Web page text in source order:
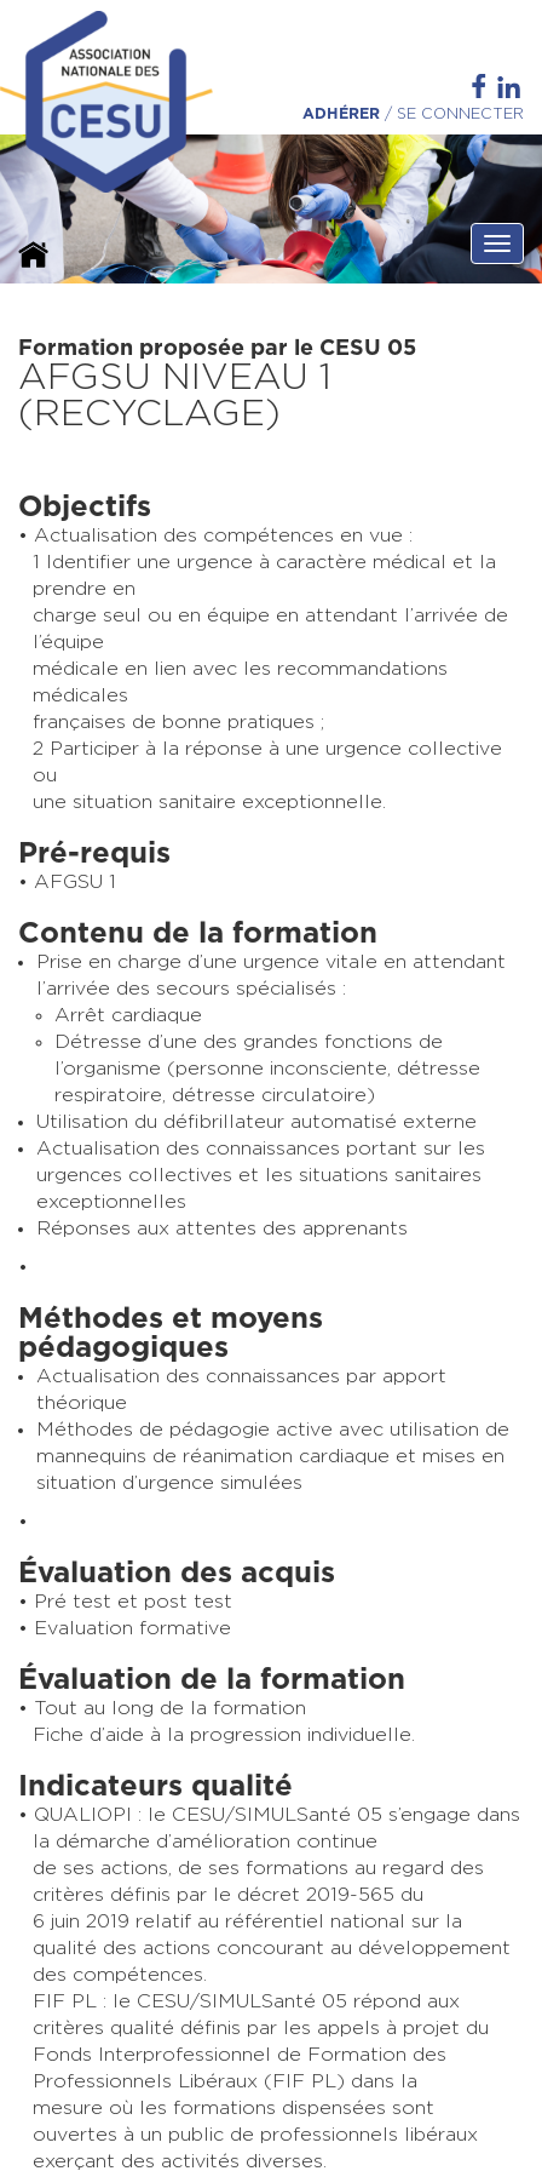
ADHÉRER / SE CONNECTER
Formation proposée par le CESU 05
AFGSU NIVEAU 1
(RECYCLAGE)
Objectifs
Actualisation des compétences en vue :
1 Identifier une urgence à caractère médical et la
prendre en
charge seul ou en équipe en attendant l’arrivée de
l’équipe
médicale en lien avec les recommandations
médicales
françaises de bonne pratiques ;
2 Participer à la réponse à une urgence collective
ou
une situation sanitaire exceptionnelle.
Pré-requis
AFGSU 1
Contenu de la formation
Prise en charge d’une urgence vitale en attendant
l’arrivée des secours spécialisés :
Arrêt cardiaque
Détresse d’une des grandes fonctions de
l’organisme (personne inconsciente, détresse
respiratoire, détresse circulatoire)
Utilisation du défibrillateur automatisé externe
Actualisation des connaissances portant sur les
urgences collectives et les situations sanitaires
exceptionnelles
Réponses aux attentes des apprenants
Méthodes et moyens
pédagogiques
Actualisation des connaissances par apport
théorique
Méthodes de pédagogie active avec utilisation de
mannequins de réanimation cardiaque et mises en
situation d’urgence simulées
Évaluation des acquis
Pré test et post test
Evaluation formative
Évaluation de la formation
Tout au long de la formation
Fiche d’aide à la progression individuelle.
Indicateurs qualité
QUALIOPI : le CESU/SIMULSanté 05 s’engage dans
la démarche d’amélioration continue
de ses actions, de ses formations au regard des
critères définis par le décret 2019-565 du
6 juin 2019 relatif au référentiel national sur la
qualité des actions concourant au développement
des compétences.
FIF PL : le CESU/SIMULSanté 05 répond aux
critères qualité définis par les appels à projet du
Fonds Interprofessionnel de Formation des
Professionnels Libéraux (FIF PL) dans la
mesure où les formations dispensées sont
ouvertes à un public de professionnels libéraux
exerçant des activités diverses.